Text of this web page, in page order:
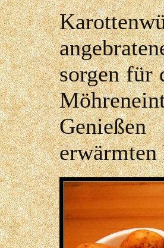
sorgen für